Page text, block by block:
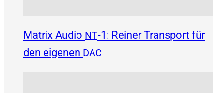
Matrix Audio NT‑1: Reiner Transport für
den eigenen DAC